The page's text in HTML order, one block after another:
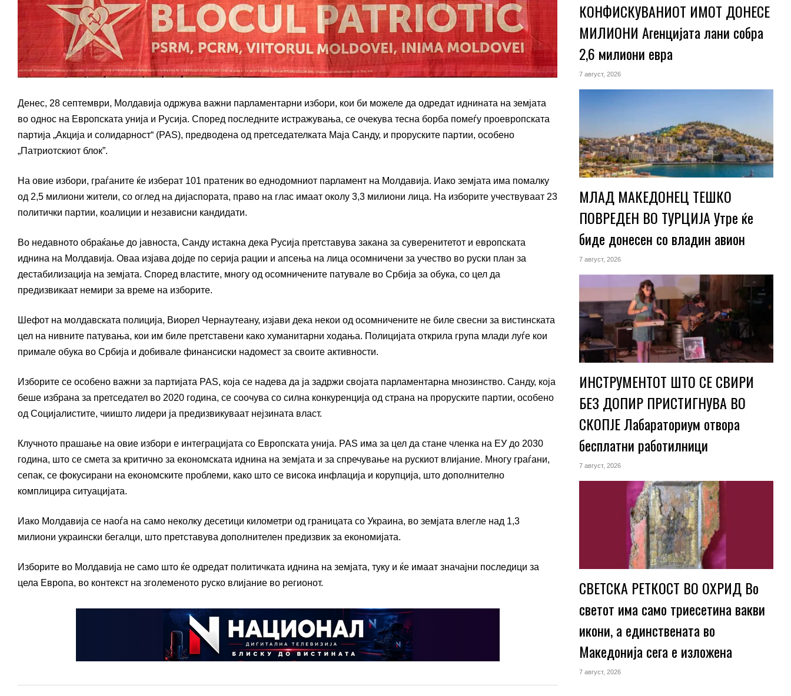
Денес, 28 септември, Молдавија одржува важни парламентарни избори, кои би можеле да одредат иднината на земјата
во однос на Европската унија и Русија. Според последните истражувања, се очекува тесна борба помеѓу проевропската
партија „Акција и солидарност“ (PAS), предводена од претседателката Маја Санду, и проруските партии, особено
„Патриотскиот блок”.
На овие избори, граѓаните ќе изберат 101 пратеник во еднодомниот парламент на Молдавија. Иако земјата има помалку
од 2,5 милиони жители, со оглед на дијаспората, право на глас имаат околу 3,3 милиони лица. На изборите учествуваат 23
политички партии, коалиции и независни кандидати.
Во недавното обраќање до јавноста, Санду истакна дека Русија претставува закана за суверенитетот и европската
иднина на Молдавија. Оваа изјава дојде по серија рации и апсења на лица осомничени за учество во руски план за
дестабилизација на земјата. Според властите, многу од осомничените патувале во Србија за обука, со цел да
предизвикаат немири за време на изборите.
Шефот на молдавската полиција, Виорел Чернаутеану, изјави дека некои од осомничените не биле свесни за вистинската
цел на нивните патувања, кои им биле претставени како хуманитарни ходања. Полицијата открила група млади луѓе кои
примале обука во Србија и добивале финансиски надомест за своите активности.
Изборите се особено важни за партијата PAS, која се надева да ја задржи својата парламентарна мнозинство. Санду, која
беше избрана за претседател во 2020 година, се соочува со силна конкуренција од страна на проруските партии, особено
од Социјалистите, чиишто лидери ја предизвикуваат нејзината власт.
Клучното прашање на овие избори е интеграцијата со Европската унија. PAS има за цел да стане членка на ЕУ до 2030
година, што се смета за критично за економската иднина на земјата и за спречување на рускиот влијание. Многу граѓани,
сепак, се фокусирани на економските проблеми, како што се висока инфлација и корупција, што дополнително
комплицира ситуацијата.
Иако Молдавија се наоѓа на само неколку десетици километри од границата со Украина, во земјата влегле над 1,3
милиони украински бегалци, што претставува дополнителен предизвик за економијата.
Изборите во Молдавија не само што ќе одредат политичката иднина на земјата, туку и ќе имаат значајни последици за
цела Европа, во контекст на зголеменото руско влијание во регионот.
КОНФИСКУВАНИОТ ИМОТ ДОНЕСЕ
МИЛИОНИ Агенцијата лани собра
2,6 милиони евра
7 август, 2026
МЛАД МАКЕДОНЕЦ ТЕШКО
ПОВРЕДЕН ВО ТУРЦИЈА Утре ќе
биде донесен со владин авион
7 август, 2026
ИНСТРУМЕНТОТ ШТО СЕ СВИРИ
БЕЗ ДОПИР ПРИСТИГНУВА ВО
СКОПЈЕ Лабараториум отвора
бесплатни работилници
7 август, 2026
СВЕТСКА РЕТКОСТ ВО ОХРИД Во
светот има само триесетина вакви
икони, а единствената во
Македонија сега е изложена
7 август, 2026